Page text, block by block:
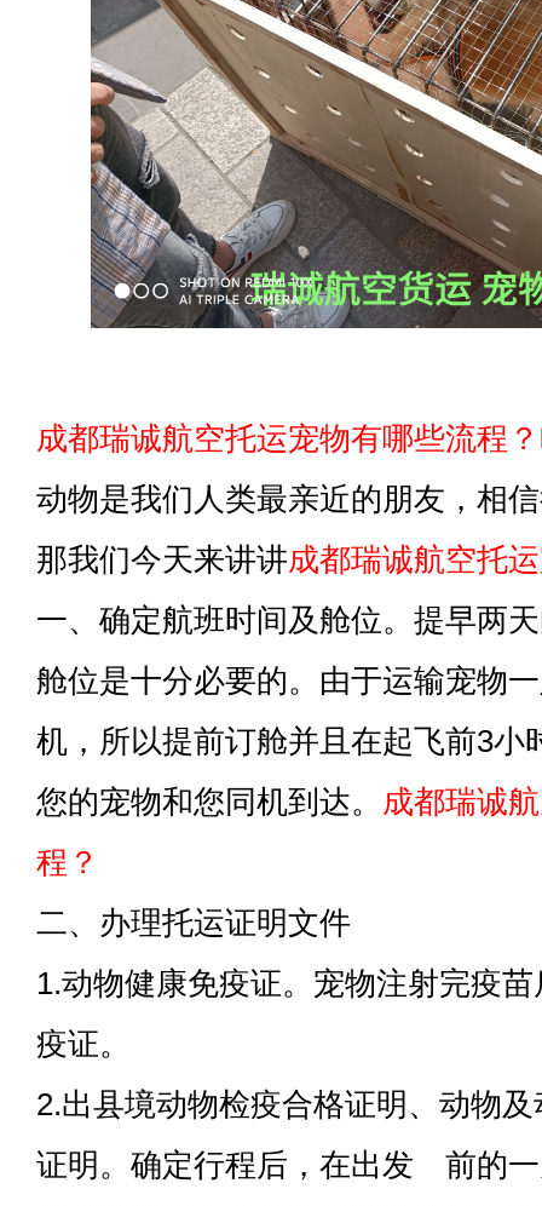
成都瑞诚航空托运宠物有哪些流程？
动物是我们人类最亲近的朋友，相
那我们今天来讲讲成都瑞诚航空托
一、确定航班时间及舱位。提早两
舱位是十分必要的。由于运输宠物
机，所以提前订舱并且在起飞前3小
您的宠物和您同机到达。 成都瑞诚
程？
二、办理托运证明文件
1.动物健康免疫证。宠物注射完疫
疫证。
2.出县境动物检疫合格证明、动物
证明。确定行程后，在出发 前的